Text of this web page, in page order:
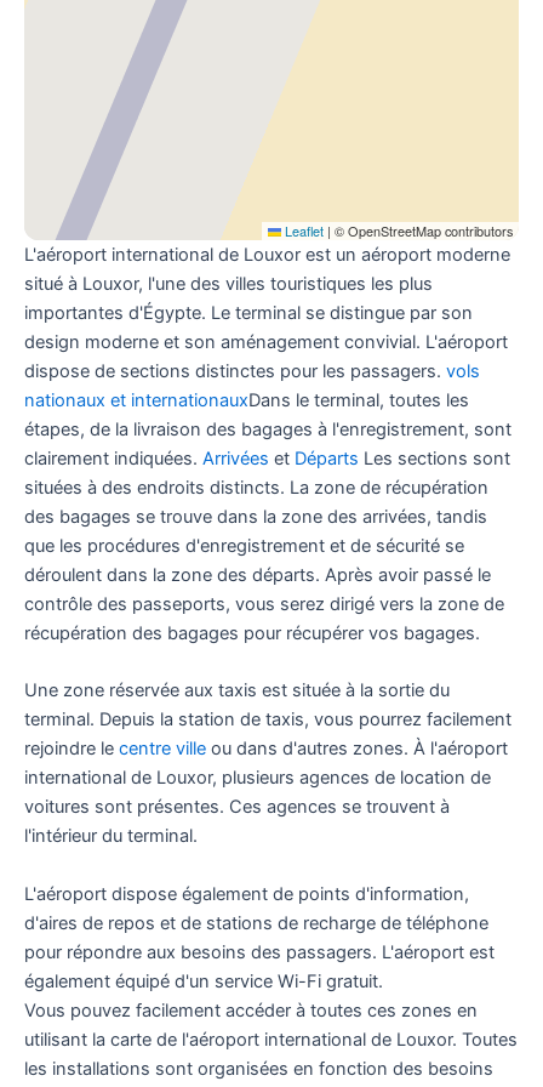
Leaflet | © OpenStreetMap contributors
L'aéroport international de Louxor est un aéroport moderne
situé à Louxor, l'une des villes touristiques les plus
importantes d'Égypte. Le terminal se distingue par son
design moderne et son aménagement convivial. L'aéroport
dispose de sections distinctes pour les passagers. vols
nationaux et internationauxDans le terminal, toutes les
étapes, de la livraison des bagages à l'enregistrement, sont
clairement indiquées. Arrivées et Départs Les sections sont
situées à des endroits distincts. La zone de récupération
des bagages se trouve dans la zone des arrivées, tandis
que les procédures d'enregistrement et de sécurité se
déroulent dans la zone des départs. Après avoir passé le
contrôle des passeports, vous serez dirigé vers la zone de
récupération des bagages pour récupérer vos bagages.
Une zone réservée aux taxis est située à la sortie du
terminal. Depuis la station de taxis, vous pourrez facilement
rejoindre le centre ville ou dans d'autres zones. À l'aéroport
international de Louxor, plusieurs agences de location de
voitures sont présentes. Ces agences se trouvent à
l'intérieur du terminal.
L'aéroport dispose également de points d'information,
d'aires de repos et de stations de recharge de téléphone
pour répondre aux besoins des passagers. L'aéroport est
également équipé d'un service Wi-Fi gratuit.
Vous pouvez facilement accéder à toutes ces zones en
utilisant la carte de l'aéroport international de Louxor. Toutes
les installations sont organisées en fonction des besoins